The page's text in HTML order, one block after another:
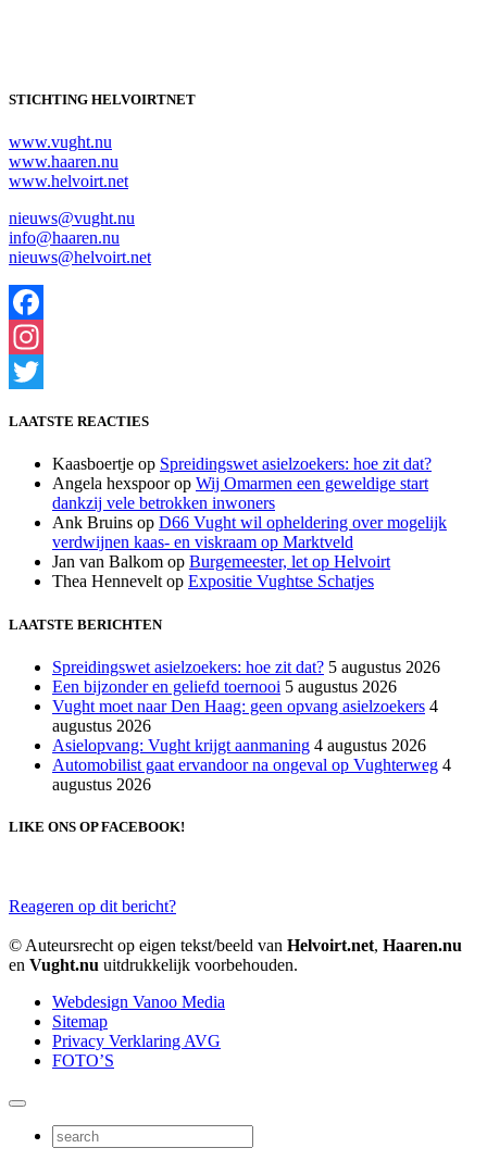
STICHTING HELVOIRTNET
www.vught.nu
www.haaren.nu
www.helvoirt.net
nieuws@vught.nu
info@haaren.nu
nieuws@helvoirt.net
Facebook
Instagram
LAATSTE REACTIES
Kaasboertje op Spreidingswet asielzoekers: hoe zit dat?
Angela hexspoorop Wij Omarmen een geweldige start
dankzij vele betrokken inwoners
Ank Bruins op D66 Vught wil opheldering over mogelijk
verdwijnen kaas- en viskraam op Marktveld
Jan van Balkom op Burgemeester, let op Helvoirt
Thea Henneveltop Expositie Vughtse Schatjes
LAATSTE BERICHTEN
Spreidingswet asielzoekers: hoe zit dat? 5 augustus 2026
Een bijzonder en geliefd toernooi 5 augustus 2026
Vught moet naar Den Haag: geen opvang asielzoekers 4
augustus 2026
Asielopvang: Vught krijgt aanmaning 4 augustus 2026
Automobilist gaat ervandoor na ongeval op Vughterweg 4
augustus 2026
LIKE ONS OP FACEBOOK!
Reageren op dit bericht?
© Auteursrecht op eigen tekst/beeld van Helvoirt.net, Haaren.nu
en Vught.nu uitdrukkelijk voorbehouden.
Webdesign Vanoo Media
Sitemap
Privacy Verklaring AVG
FOTO’S